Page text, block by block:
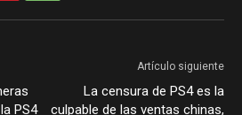
PS4
Artículo siguiente
La censura de PS4 es la
culpable de las ventas chinas,